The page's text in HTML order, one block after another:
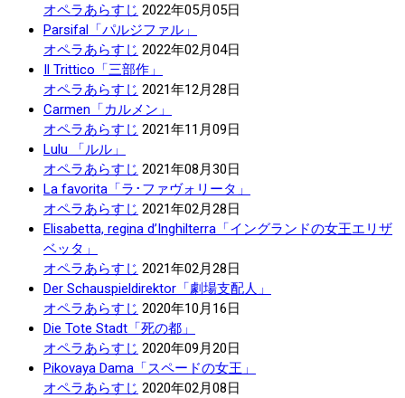
オペラあらすじ 2022年05月05日
Parsifal「パルジファル」
オペラあらすじ 2022年02月04日
Il Trittico「三部作」
オペラあらすじ 2021年12月28日
Carmen「カルメン」
オペラあらすじ 2021年11月09日
Lulu 「ルル」
オペラあらすじ 2021年08月30日
La favorita「ラ･ファヴォリータ」
オペラあらすじ 2021年02月28日
Elisabetta, regina d’Inghilterra「イングランドの女王エリザ
ベッタ」
オペラあらすじ 2021年02月28日
Der Schauspieldirektor「劇場支配人」
オペラあらすじ 2020年10月16日
Die Tote Stadt「死の都」
オペラあらすじ 2020年09月20日
Pikovaya Dama「スペードの女王」
オペラあらすじ 2020年02月08日